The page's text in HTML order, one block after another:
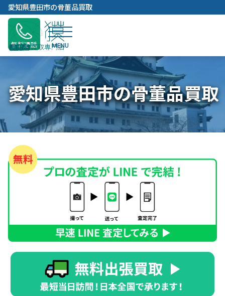
容
キ
ッ
プ
愛知県豊田市の骨董品買取
無料通話
愛知県豊田市の骨董品買取